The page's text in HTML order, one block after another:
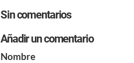
Sin comentarios
Añadir un comentario
Nombre